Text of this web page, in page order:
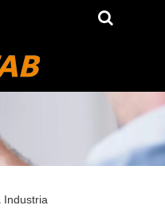
Industria